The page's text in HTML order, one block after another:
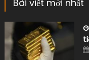
Bài viết mới nhất